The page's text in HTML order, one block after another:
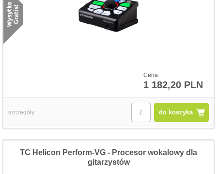
Cena:
1 182,20 PLN
do koszyka
szczegóły
TC Helicon Perform-VG - Procesor wokalowy dla
gitarzystów